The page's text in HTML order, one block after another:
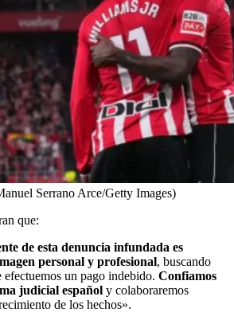
Serrano Arce/Getty Images)
que:
de esta denuncia infundada es
personal y profesional, buscando
efectuemos un pago indebido. Confiamos
judicial español y colaboraremos
de los hechos».